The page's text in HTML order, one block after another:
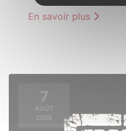
En savoir plus
7
AOÛT
2025